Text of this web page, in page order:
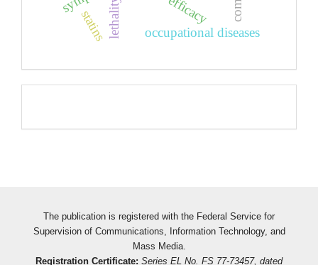
lethality occupational diseases
efficacy
statins
The publication is registered with the Federal Service for
Supervision of Communications, Information Technology, and
Mass Media.
Registration Certificate: Series EL No. FS 77-73457, dated